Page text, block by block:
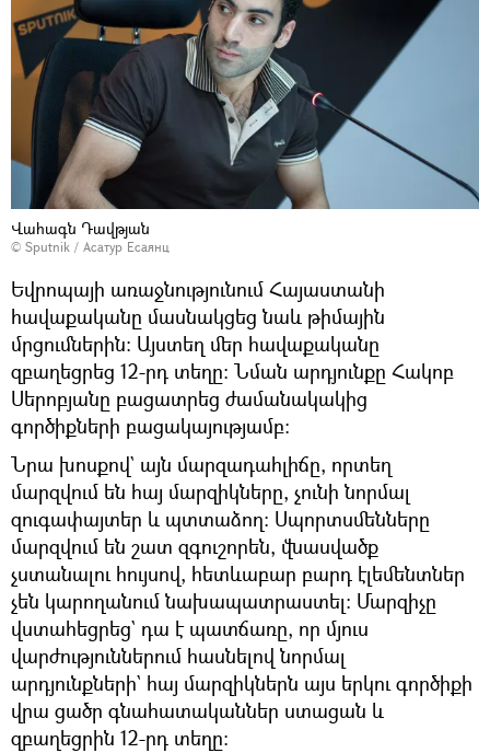
Վահագն Դավթյան
© Sputnik / Асатур Есаянц
Եվրոպայի առաջնությունում Հայաստանի
հավաքականը մասնակցեց նաև թիմային
մրցումներին: Այստեղ մեր հավաքականը
զբաղեցրեց 12-րդ տեղը: Նման արդյունքը Հակոբ
Սերոբյանը բացատրեց ժամանակակից
գործիքների բացակայությամբ։
Նրա խոսքով` այն մարզադահլիճը, որտեղ
մարզվում են հայ մարզիկները, չունի նորմալ
զուգափայտեր և պտտաձող: Սպորտսմենները
մարզվում են շատ զգուշորեն, վնասվածք
չստանալու հույսով, հետևաբար բարդ էլեմենտներ
չեն կարողանում նախապատրաստել: Մարզիչը
վստահեցրեց` դա է պատճառը, որ մյուս
վարժություններում հասնելով նորմալ
արդյունքների` հայ մարզիկներն այս երկու գործիքի
վրա ցածր գնահատականներ ստացան և
զբաղեցրին 12-րդ տեղը։